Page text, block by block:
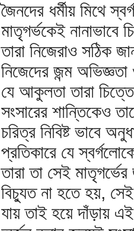
জৈনদের ধর্মীয় মিথে
মাতৃগর্ভকেই নানাভাবে
তারা নিজেরাও সঠিক
নিজেদের জন্ম
যে আকুলতা তারা
সংসারের শান্তিকেও
চরিত্র নিবিষ্ট ভাবে
প্রতিকারে যে
তারা তা সেই
বিচ্যুত না হতে হয়,
যায় তাই হয়ে দাঁড়ায়